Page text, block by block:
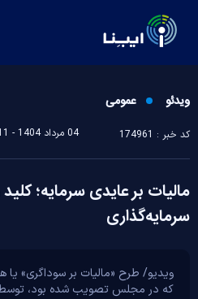
ویدئو عمومی
کد خبر : 174961 04 مرداد 1404 - 22:11
مالیات بر عایدی سرمایه؛
سرمایه‌گذاری
ویدیو/ طرح «مالیات بر سوداگری» یا
که در مجلس تصویب شده بود، توسط